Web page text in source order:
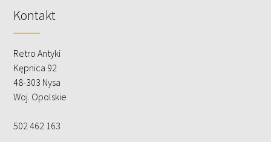
Kontakt
Retro Antyki
Kępnica 92
48-303 Nysa
Woj. Opolskie
502 462 163